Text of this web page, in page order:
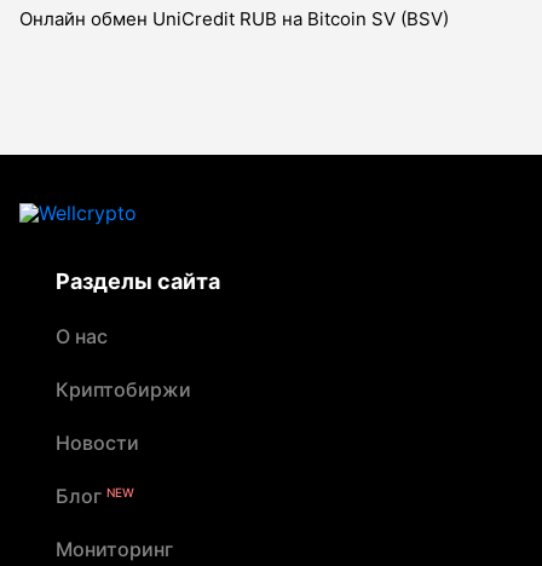
Онлайн обмен UniCredit RUB на Bitcoin SV (BSV)
Разделы сайта
О нас
Криптобиржи
Новости
Блог NEW
Мониторинг